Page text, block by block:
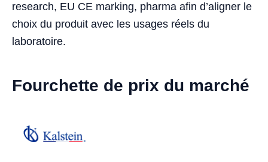
research, EU CE marking, pharma afin d’aligner le
choix du produit avec les usages réels du
laboratoire.
Fourchette de prix du marché